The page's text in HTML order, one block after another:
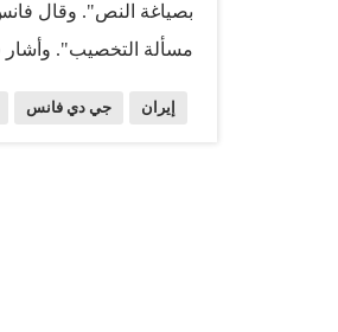
بصياغة النص". وقال
مسألة التخصيب". وأشار
إيران جي دي فانس